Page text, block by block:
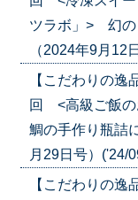
ツラボ」> 幻の
（2024年9月12
【こだわりの逸
回 <高級ご飯の
鯛の手作り瓶詰
月29日号）('24/
【こだわりの